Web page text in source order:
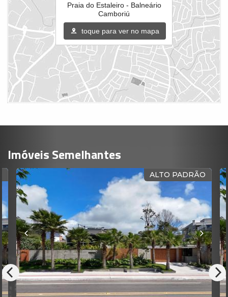
Praia do Estaleiro - Balneário
Camboriú
toque para ver no mapa
Imóveis Semelhantes
ALTO PADRÃO